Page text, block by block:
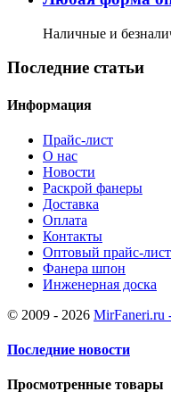
Наличные и
Последние статьи
Информация
Прайс-лист
О нас
Новости
Раскрой фанеры
Доставка
Оплата
Контакты
Оптовый прайс-лист
Фанера шпон
Инженерная доска
© 2009 - 2026 MirFaneri.ru
Последние новости
Просмотренные товары